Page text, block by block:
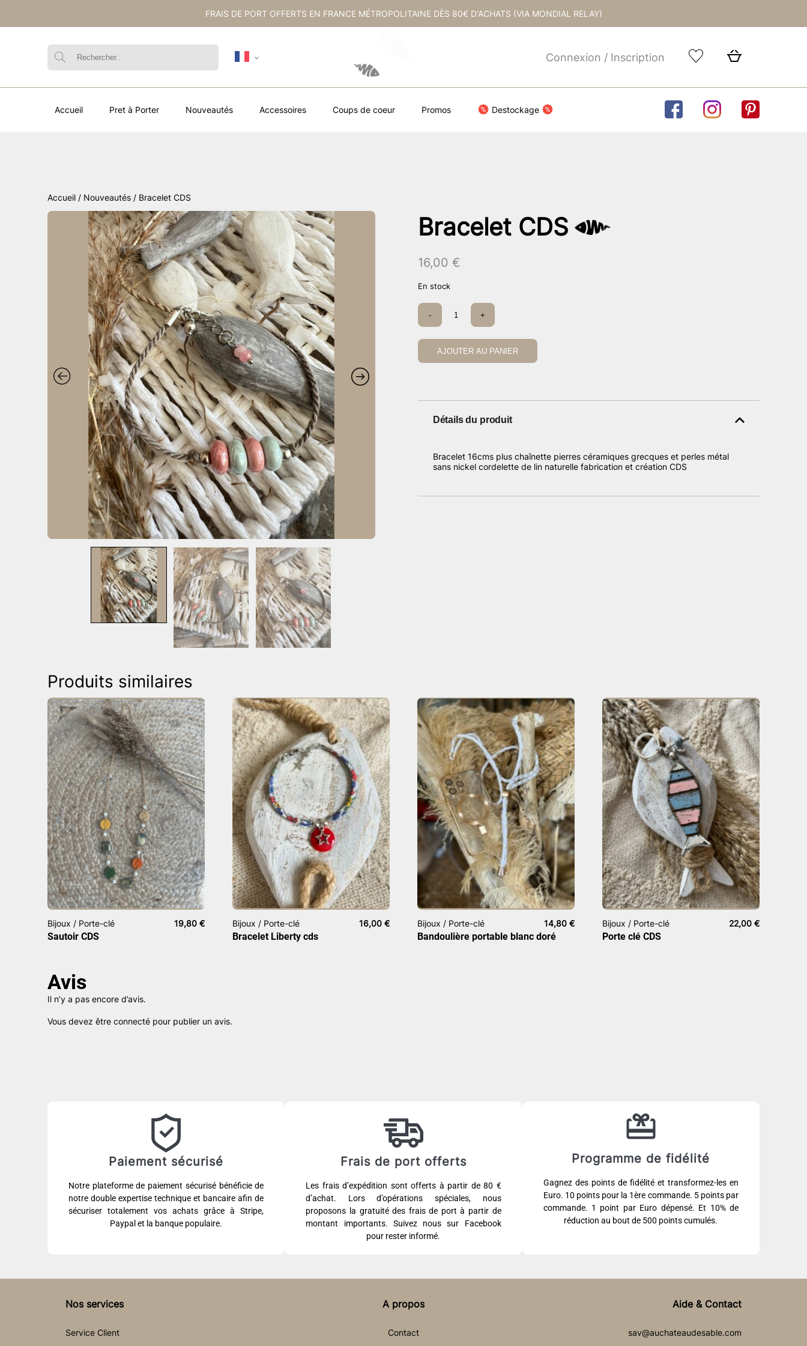
FRAIS DE PORT OFFERTS EN FRANCE MÉTROPOLITAINE DÈS 80€ D'ACHATS (VIA MONDIAL RELAY)
Connexion / Inscription
Accueil Pret à Porter Nouveautés Accessoires Coups de coeur Promos Destockage
Accueil / Nouveautés / Bracelet CDS
Bracelet CDS
16,00 €
En stock
quantité
Bracelet
CDS
- +
AJOUTER AU PANIER
Détails du produit
Bracelet 16cms plus chaînette pierres céramiques grecques et perles métal
sans nickel cordelette de lin naturelle fabrication et création CDS
Produits similaires
Bijoux / Porte-clé 19,80 €
Sautoir CDS
Bijoux / Porte-clé 16,00 €
Bracelet Liberty cds
Bijoux / Porte-clé 14,80 €
Bandoulière portable blanc doré
Bijoux / Porte-clé 22,00 €
Porte clé CDS
Avis
Il n’y a pas encore d’avis.
Vous devez être connecté pour publier un avis.
Paiement sécurisé
Notre plateforme de paiement sécurisé bénéficie de
notre double expertise technique et bancaire afin de
sécuriser totalement vos achats grâce à Stripe,
Paypal et la banque populaire.
Frais de port offerts
Les frais d’expédition sont offerts à partir de 80 €
d’achat. Lors d’opérations spéciales, nous
proposons la gratuité des frais de port à partir de
montant importants. Suivez nous sur Facebook
pour rester informé.
Programme de fidélité
Gagnez des points de fidélité et transformez-les en
Euro. 10 points pour la 1ère commande. 5 points par
commande. 1 point par Euro dépensé. Et 10% de
réduction au bout de 500 points cumulés.
Nos services
Service Client
A propos
Contact
Aide & Contact
sav@auchateaudesable.com